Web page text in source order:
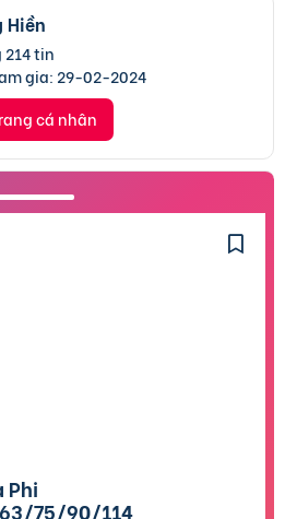
Hiền
tin
gia: 29-02-2024
cá nhân
75/90/114